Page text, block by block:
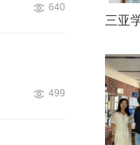
640
499
三亚